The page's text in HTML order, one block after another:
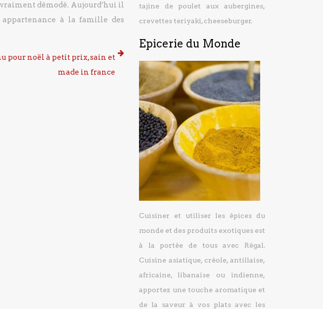
démodé. Aujourd’hui il
à la famille des
pour noël à petit prix, sain et
made in france
tajine de poulet aux aubergines,
crevettes teriyaki, cheeseburger.
Epicerie du Monde
Cuisiner et utiliser les épices du
monde et des produits exotiques est
à la portée de tous avec Régal.
Cuisine asiatique, créole, antillaise,
africaine, libanaise ou indienne,
apportez une touche aromatique et
de la saveur à vos plats avec les